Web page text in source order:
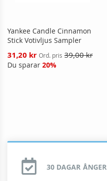
Yankee Candle Cinnamon
Stick Votivljus Sampler
Reducerat
pris
31,20 kr Ord. pris 39,00 kr
Du sparar 20%
30 DAGAR